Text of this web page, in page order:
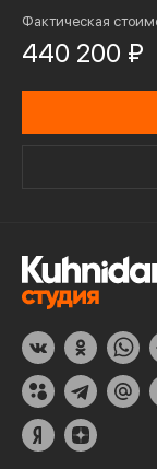
Фактическая
440 200 ₽